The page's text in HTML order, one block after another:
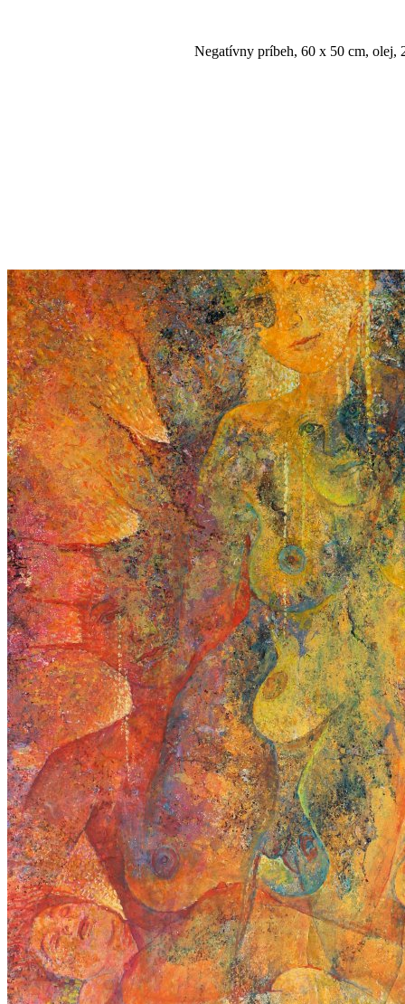
Negatívny príbeh, 60 x 50 cm, olej,